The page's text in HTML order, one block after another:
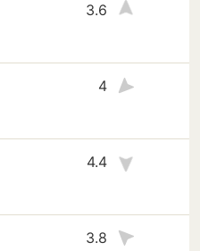
3.6
4
4.4
3.8